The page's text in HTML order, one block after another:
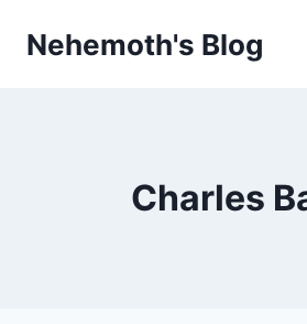
Nehemoth's Blog
Charles